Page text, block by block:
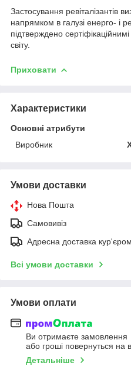
Застосування ревіталізантів
напрямком в галузі енерго- і
підтверждено
світу.
Приховати
Характеристики
Основні атрибути
Виробник
Умови доставки
Нова Пошта
Самовивіз
Адресна доставка кур'єром
Всі умови доставки
Умови оплати
Ви отримаєте замовлення
або гроші повернуться на
Детальніше